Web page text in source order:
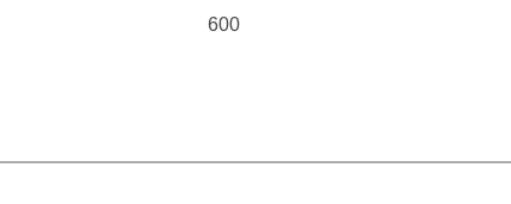
600